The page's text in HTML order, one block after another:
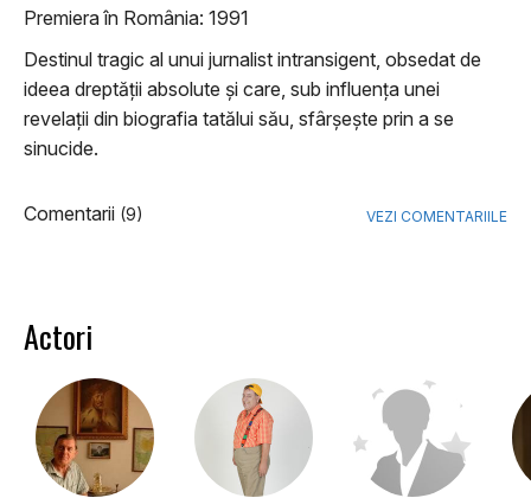
Premiera în România: 1991
Destinul tragic al unui jurnalist intransigent, obsedat de
ideea dreptății absolute și care, sub influența unei
revelații din biografia tatălui său, sfârșește prin a se
sinucide.
Comentarii (9) VEZI COMENTARIILE
Actori